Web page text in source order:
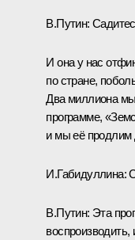
В.Путин:
И она у нас
по стране,
Два миллиона
программе,
и мы её продлим
И.Габидуллина:
В.Путин: Эта